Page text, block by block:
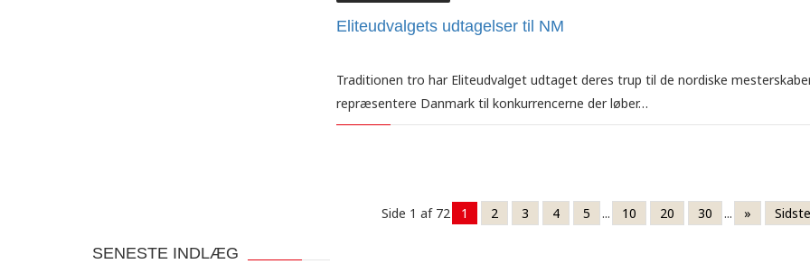
Eliteudvalgets udtagelser til NM
Traditionen tro har Eliteudvalget udtaget deres trup til de nordiske
repræsentere Danmark til konkurrencerne der løber…
Side 1 af 72 1 2 3 4 5 ... 10 20 30 ... »
SENESTE INDLÆG